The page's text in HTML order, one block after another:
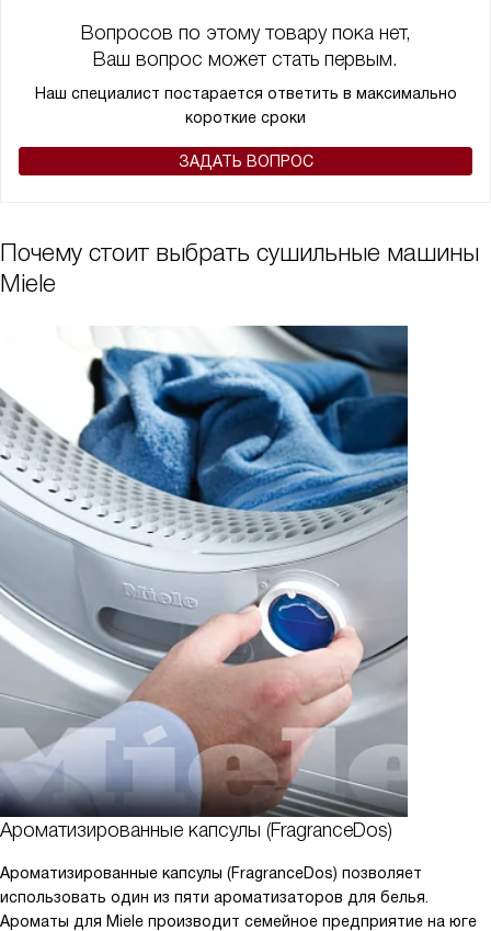
Вопросов по этому товару пока нет,
Ваш вопрос может стать первым.
Наш специалист постарается ответить в максимально
короткие сроки
ЗАДАТЬ ВОПРОС
Почему стоит выбрать сушильные машины
Miele
Ароматизированные капсулы (FragranceDos)
Ароматизированные капсулы (FragranceDos) позволяет
использовать один из пяти ароматизаторов для белья.
Ароматы для Miele производит семейное предприятие на юге